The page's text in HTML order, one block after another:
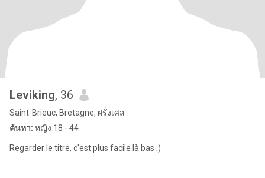
Leviking, 36
Saint-Brieuc, Bretagne, ฝรั่งเศส
ค้นหา: หญิง 18 - 44
Regarder le titre, c'est plus facile là bas ;)